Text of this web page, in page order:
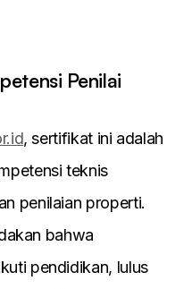
Penilai
, sertifikat ini adalah
teknis
penilaian properti.
bahwa
pendidikan, lulus